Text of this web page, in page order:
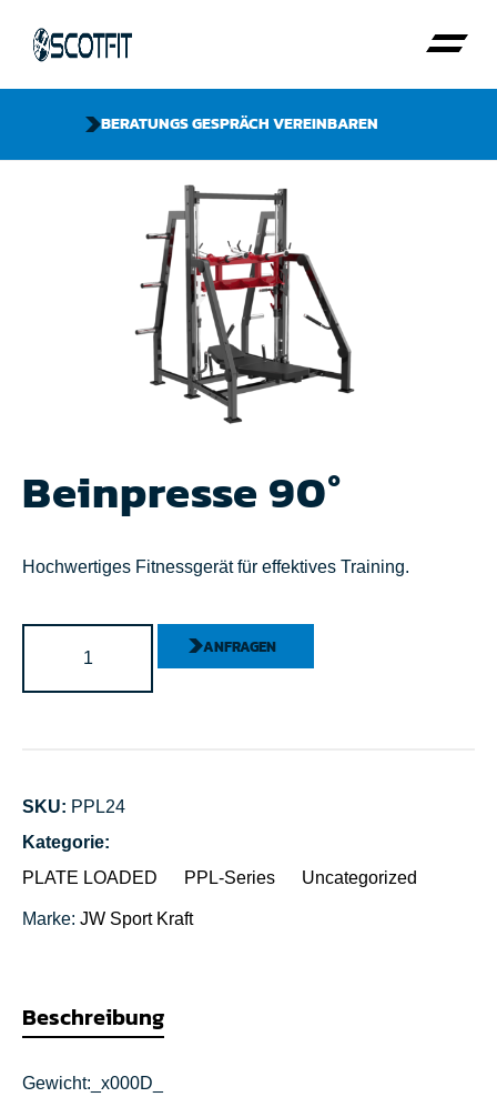
BERATUNGS GESPRÄCH VEREINBAREN
Beinpresse 90°
Hochwertiges Fitnessgerät für effektives Training.
ANFRAGEN
SKU: PPL24
Kategorie:
PLATE LOADED
PPL-Series Uncategorized
Marke: JW Sport Kraft
Beschreibung
Gewicht:_x000D_